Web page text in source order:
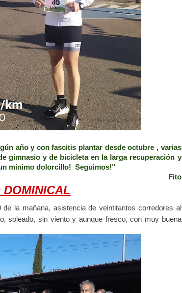
año y con fascitis plantar desde octubre , varias
gimnasio y de bicicleta en la larga recuperación y
mínimo dolorcillo! Seguimos!"
Fito
DOMINICAL
la mañana, asistencia de veintitantos corredores al
soleado, sin viento y aunque fresco, con muy buena